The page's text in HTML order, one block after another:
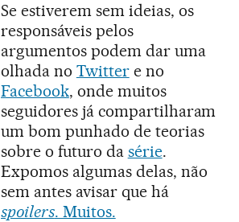
Se estiverem sem ideias, os
responsáveis pelos
argumentos podem dar uma
olhada no Twittere no
Facebook, onde muitos
seguidores já compartilharam
um bom punhado de teorias
sobre o futuro da série.
Expomos algumas delas, não
sem antes avisar que há
spoilers. Muitos.